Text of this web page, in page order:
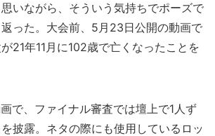
いながら、そういう気持ちでポーズで
った。大会前、5月23日公開の動画で
21年11月に102歳で亡くなったことを
で、ファイナル審査では壇上で1人ず
披露。ネタの際にも使用しているロッ